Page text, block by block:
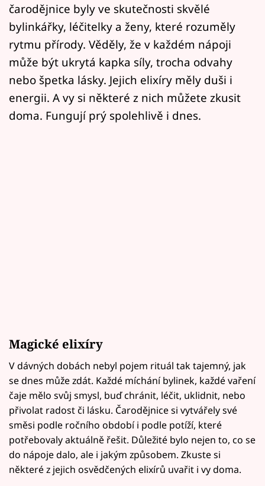
Sledujte nás
čarodějnice byly ve skutečnosti skvělé
bylinkářky, léčitelky a ženy, které rozuměly
rytmu přírody. Věděly, že v každém nápoji
může být ukrytá kapka síly, trocha odvahy
nebo špetka lásky. Jejich elixíry měly duši i
energii. A vy si některé z nich můžete zkusit
doma. Fungují prý spolehlivě i dnes.
Magické elixíry
V dávných dobách nebyl pojem rituál tak tajemný, jak
se dnes může zdát. Každé míchání bylinek, každé vaření
čaje mělo svůj smysl, buď chránit, léčit, uklidnit, nebo
přivolat radost či lásku. Čarodějnice si vytvářely své
směsi podle ročního období i podle potíží, které
potřebovaly aktuálně řešit. Důležité bylo nejen to, co se
do nápoje dalo, ale i jakým způsobem. Zkuste si
některé z jejich osvědčených elixírů uvařit i vy doma.